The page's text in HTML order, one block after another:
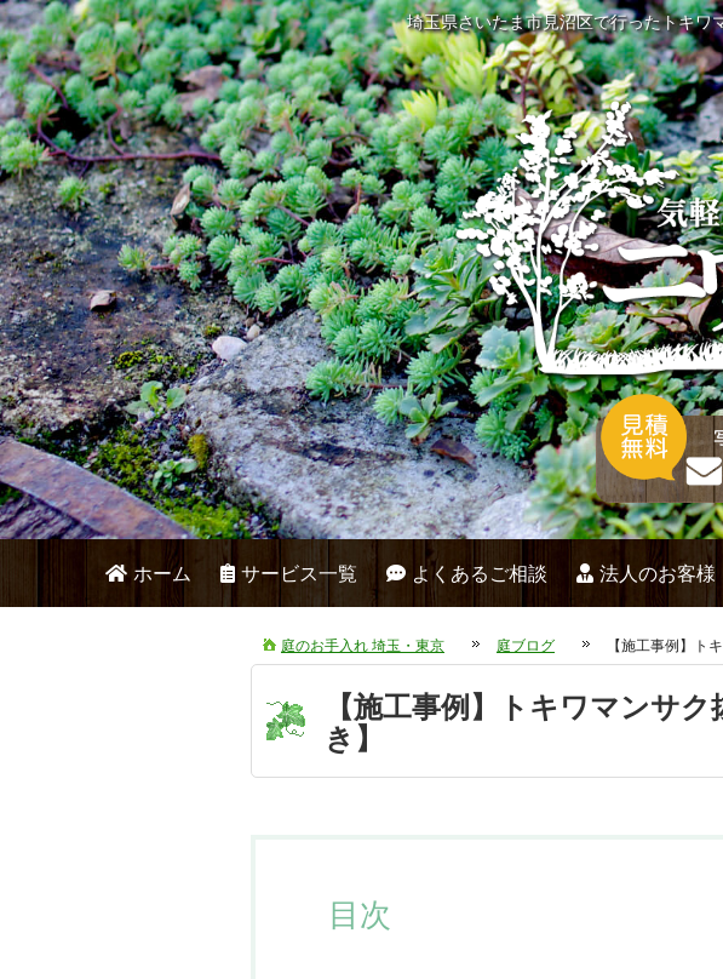
埼玉県さいたま市見沼区で行ったトキ
ホーム サービス一覧 よくあるご相談 法人のお客様
庭のお手入れ 埼玉・東京 庭ブログ 【施工事例】ト
【施工事例】トキワマンサ
き】
目次